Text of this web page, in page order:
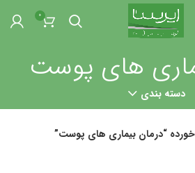
0
های پوست
دسته بندی
“درمان بیماری های پوست”